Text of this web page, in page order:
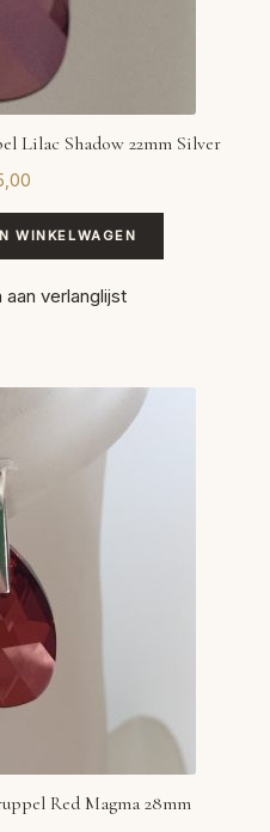
Lilac Shadow 22mm Silver
WINKELWAGEN
verlanglijst
Red Magma 28mm